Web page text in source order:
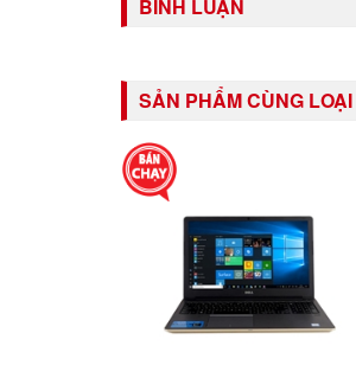
BÌNH LUẬN
SẢN PHẨM CÙNG LOẠI